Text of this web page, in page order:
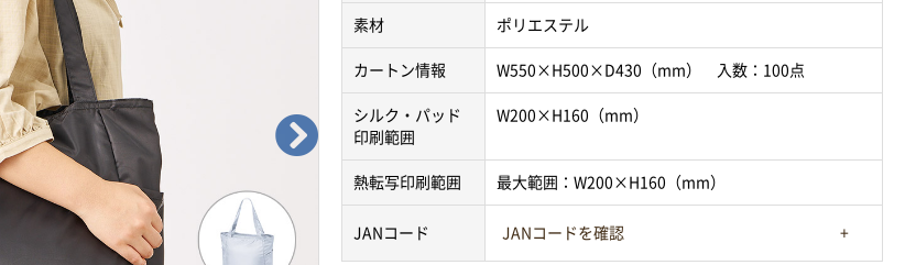
素材 ポリエステル
カートン情報 W550×H500×D430（mm） 入数：100点
シルク・パッド
印刷範囲
W200×H160（mm）
熱転写印刷範囲 最大範囲：W200×H160（mm）
JANコード JANコードを確認